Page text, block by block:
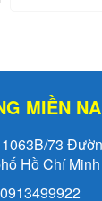
MIỀN
73
Hồ Chí Minh
0913499922